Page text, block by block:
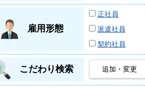
雇用形態
正社員
派遣社員
契約社員
こだわり検索 追加・変更